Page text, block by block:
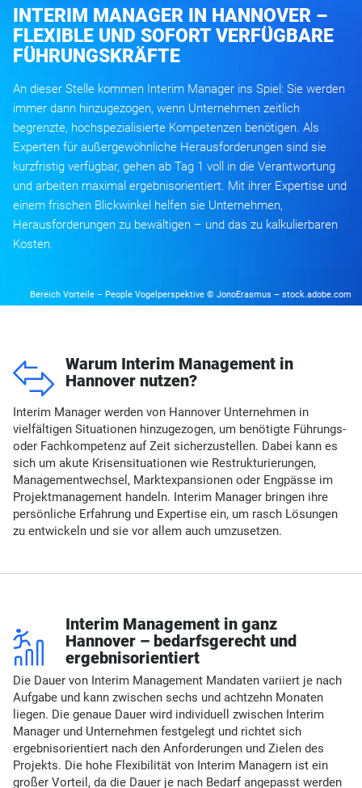
Bereich Vorteile – People Vogelperspektive © JonoErasmus – stock.adobe.com
INTERIM MANAGER IN HANNOVER –
FLEXIBLE UND SOFORT VERFÜGBARE
FÜHRUNGSKRÄFTE
An dieser Stelle kommen Interim Manager ins Spiel: Sie werden
immer dann hinzugezogen, wenn Unternehmen zeitlich
begrenzte, hochspezialisierte Kompetenzen benötigen. Als
Experten für außergewöhnliche Herausforderungen sind sie
kurzfristig verfügbar, gehen ab Tag 1 voll in die Verantwortung
und arbeiten maximal ergebnisorientiert. Mit ihrer Expertise und
einem frischen Blickwinkel helfen sie Unternehmen,
Herausforderungen zu bewältigen – und das zu kalkulierbaren
Kosten.
o
Warum Interim Management in
Hannover nutzen?
Interim Manager werden von Hannover Unternehmen in
vielfältigen Situationen hinzugezogen, um benötigte Führungs-
oder Fachkompetenz auf Zeit sicherzustellen. Dabei kann es
sich um akute Krisensituationen wie Restrukturierungen,
Managementwechsel, Marktexpansionen oder Engpässe im
Projektmanagement handeln. Interim Manager bringen ihre
persönliche Erfahrung und Expertise ein, um rasch Lösungen
zu entwickeln und sie vor allem auch umzusetzen.
r
Interim Management in ganz
Hannover – bedarfsgerecht und
ergebnisorientiert
Die Dauer von Interim Management Mandaten variiert je nach
Aufgabe und kann zwischen sechs und achtzehn Monaten
liegen. Die genaue Dauer wird individuell zwischen Interim
Manager und Unternehmen festgelegt und richtet sich
ergebnisorientiert nach den Anforderungen und Zielen des
Projekts. Die hohe Flexibilität von Interim Managern ist ein
großer Vorteil, da die Dauer je nach Bedarf angepasst werden